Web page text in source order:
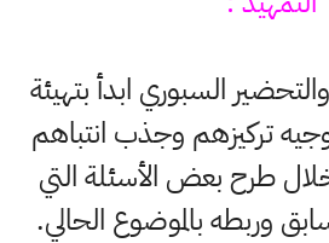
السبوري ابدأ بتهيئة
تركيزهم وجذب انتباهم
طرح بعض الأسئلة التي
وربطه بالموضوع الحالي.